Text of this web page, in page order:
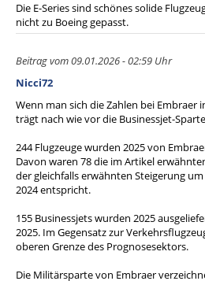
Die E-Series sind schönes solide
nicht zu Boeing gepasst.
Beitrag vom 09.01.2026 - 02:59 Uhr
Nicci72
Wenn man sich die Zahlen bei Embraer
trägt nach wie vor die Businessjet-
244 Flugzeuge wurden 2025 von
Davon waren 78 die im Artikel
der gleichfalls erwähnten Steigerung
2024 entspricht.
155 Businessjets wurden 2025
2025. Im Gegensatz zur
oberen Grenze des Prognosesektors.
Die Militärsparte von Embraer